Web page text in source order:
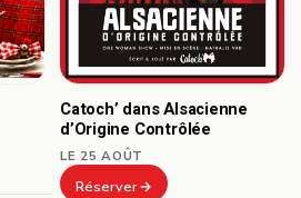
Catoch’ dans Alsacienne
d’Origine Contrôlée
LE 25 AOÛT
Réserver